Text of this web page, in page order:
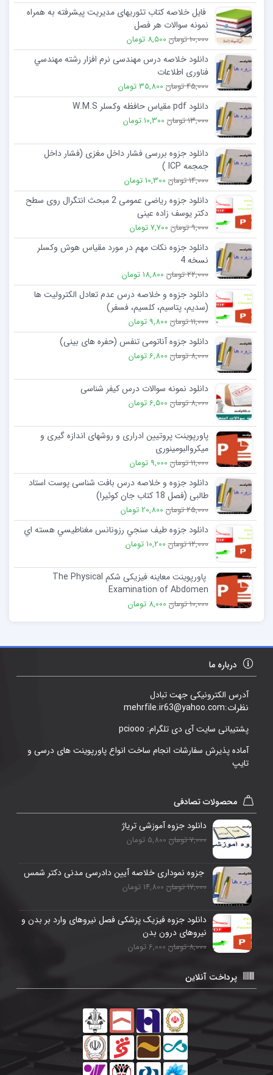
فایل خلاصه کتاب تئوریهای مدیریت پیشرفته به همراه
نمونه سوالات هر فصل
10,000 تومان 8,500 تومان
دانلود خلاصه درس مهندسی نرم افزار رشته مهندسي
فناوری اطلاعات
45,000 تومان 35,800 تومان
دانلود pdf مقیاس حافظه وکسلر W.M.S
13,000 تومان 10,300 تومان
دانلود جزوه بررسی فشار داخل مغزی (فشار داخل
جمجمه ICP )
14,000 تومان 10,300 تومان
دانلود جزوه ریاضی عمومی 2 مبحث انتگرال روی سطح
دکتر یوسف زاده عینی
9,000 تومان 7,700 تومان
دانلود جزوه نکات مهم در مورد مقیاس هوش وکسلر
نسخه 4
22,000 تومان 18,800 تومان
دانلود جزوه و خلاصه درس عدم تعادل الکترولیت ها
(سدیم، پتاسیم، کلسیم، فسفر)
11,000 تومان 9,800 تومان
دانلود جزوه آناتومی تنفس (حفره های بینی)
8,000 تومان 6,800 تومان
دانلود نمونه سوالات درس کیفر شناسی
8,000 تومان 6,500 تومان
پاورپوینت پروتیین ادراری و روشهای اندازه گیری و
میکروالبومینوری
11,000 تومان 9,000 تومان
دانلود جزوه و خلاصه درس بافت شناسی پوست استاد
طالبی (فصل 18 کتاب جان کوئیرا)
25,000 تومان 20,800 تومان
دانلود جزوه طيف سنجي رزونانس مغناطيسي هسته اي
12,000 تومان 10,200 تومان
پاورپوینت معاینه فیزیکی شکم The Physical
Examination of Abdomen
10,000 تومان 8,000 تومان
درباره ما
آدرس الکترونیکی جهت تبادل
نظرات:mehrfile.ir63@yahoo.com
پشتیبانی سایت آی دی تلگرام: pciooo
آماده پذیرش سفارشات انجام ساخت انواع پاورپوینت های درسی و
تایپ
محصولات تصادفی
دانلود جزوه آموزشی تریاژ
7,000 تومان 5,800 تومان
جزوه نموداری خلاصه آیین دادرسی مدنی دکتر شمس
17,000 تومان 14,800 تومان
دانلود جزوه فيزيک پزشکی فصل نيروهای وارد بر بدن و
نيروهای درون بدن
8,000 تومان 6,000 تومان
پرداخت آنلاین